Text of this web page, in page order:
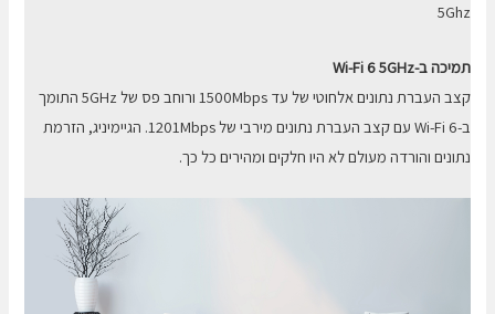
5Ghz
תמיכה ב-Wi-Fi 6 5GHz
קצב העברת נתונים אלחוטי של עד 1500Mbps ורוחב פס של 5GHz התומך
ב-Wi-Fi 6 עם קצב העברת נתונים מירבי של 1201Mbps. הגיימיניג, הזרמת
נתונים והורדה מעולם לא היו חלקים ומהירים כל כך.